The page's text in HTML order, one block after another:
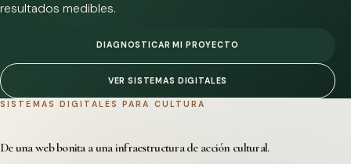
resultados medibles.
DIAGNOSTICAR MI PROYECTO
VER SISTEMAS DIGITALES
SISTEMAS DIGITALES PARA CULTURA
De una web bonita a una infraestructura de acción cultural.